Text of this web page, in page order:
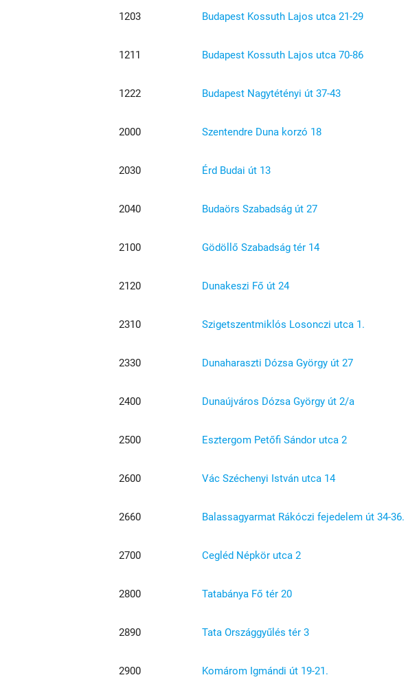
1203 Budapest Kossuth Lajos utca 21-29
1211 Budapest Kossuth Lajos utca 70-86
1222 Budapest Nagytétényi út 37-43
2000 Szentendre Duna korzó 18
2030 Érd Budai út 13
2040 Budaörs Szabadság út 27
2100 Gödöllő Szabadság tér 14
2120 Dunakeszi Fő út 24
2310 Szigetszentmiklós Losonczi utca 1.
2330 Dunaharaszti Dózsa György út 27
2400 Dunaújváros Dózsa György út 2/a
2500 Esztergom Petőfi Sándor utca 2
2600 Vác Széchenyi István utca 14
2660 Balassagyarmat Rákóczi fejedelem út 34-36.
2700 Cegléd Népkör utca 2
2800 Tatabánya Fő tér 20
2890 Tata Országgyűlés tér 3
2900 Komárom Igmándi út 19-21.